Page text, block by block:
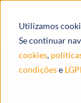
Utilizamos
Se continuar
cookies,
condiçõese